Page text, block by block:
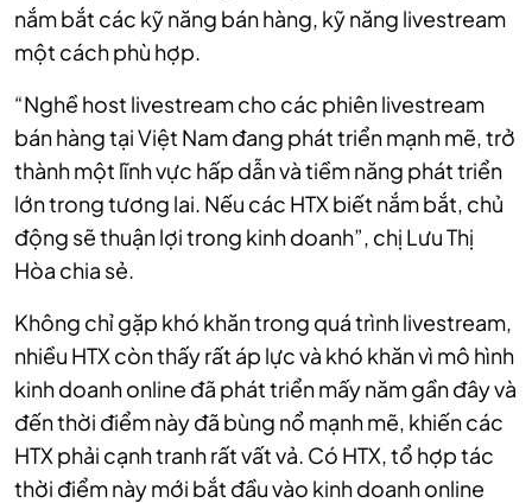
nắm bắt các kỹ năng bán hàng, kỹ năng livestream
một cách phù hợp.
“Nghề host livestream cho các phiên livestream
bán hàng tại Việt Nam đang phát triển mạnh mẽ, trở
thành một lĩnh vực hấp dẫn và tiềm năng phát triển
lớn trong tương lai. Nếu các HTX biết nắm bắt, chủ
động sẽ thuận lợi trong kinh doanh”, chị Lưu Thị
Hòa chia sẻ.
Không chỉ gặp khó khăn trong quá trình livestream,
nhiều HTX còn thấy rất áp lực và khó khăn vì mô hình
kinh doanh online đã phát triển mấy năm gần đây và
đến thời điểm này đã bùng nổ mạnh mẽ, khiến các
HTX phải cạnh tranh rất vất vả. Có HTX, tổ hợp tác
thời điểm này mới bắt đầu vào kinh doanh online